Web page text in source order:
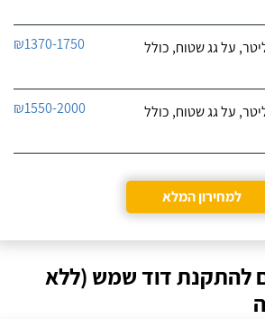
דוד שמש, 120 ליטר, על גג שטוח, כולל
₪1370-1750
דוד שמש, 150 ליטר, על גג שטוח, כולל
₪1550-2000
למחירון המלא
להתקנת דוד שמש (ללא